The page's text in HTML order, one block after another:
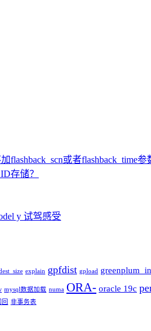
flashback_scn或者flashback_time
存储？
y 试驾感受
explain gpfdist gpload
mysql数据加载 numa ORA- oracle 19c
回 非事务表